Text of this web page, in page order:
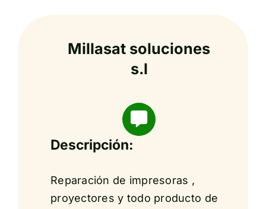
Millasat soluciones
s.l
Descripción:
Reparación de impresoras ,
proyectores y todo producto de